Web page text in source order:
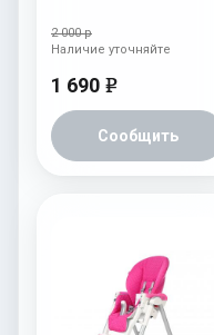
кормления Peg-Perego
Diner Beige
2 000 р
1 690 e
Сообщить
Наличие уточняйте